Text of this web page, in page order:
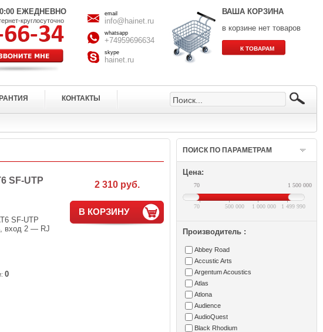
ЕЖЕДНЕВНО
круглосуточно
email
info@hainet.ru
whatsapp
+74959696634
skype
hainet.ru
ВАША КОРЗИНА
в корзине нет товаров
КОНТАКТЫ
SF-UTP
SF-UTP
вход 2 — RJ
0
2 310 руб.
В КОРЗИНУ
ПОИСК ПО ПАРАМЕТРАМ
Цена:
70 1 500 000
70 1 499 990
500 000 1 000 000
Производитель :
Abbey Road
Accustic Arts
Argentum Acoustics
Atlas
Atlona
Audience
AudioQuest
Black Rhodium